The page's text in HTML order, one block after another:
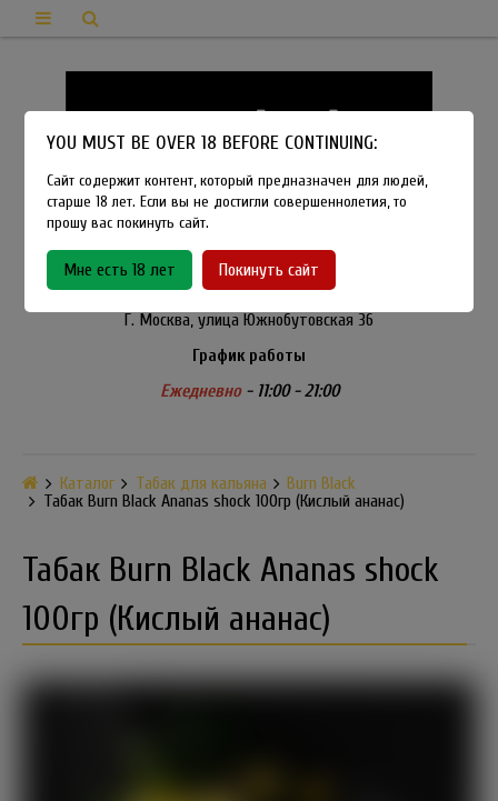
8-915-450-21-92
Розничный магазин Method Vapeshop
Г. Москва, улица Южнобутовская 36
График работы
Ежедневно- 11:00 - 21:00
Каталог Табак для кальяна
Burn Black
Табак Burn Black Ananas shock 100гр (Кислый ананас)
Табак Burn Black Ananas shock
100гр (Кислый ананас)
YOU MUST BE OVER 18 BEFORE CONTINUING:
Сайт содержит контент, который предназначен для людей,
старше 18 лет. Если вы не достигли совершеннолетия, то
прошу вас покинуть сайт.
Мне есть 18 лет Покинуть сайт